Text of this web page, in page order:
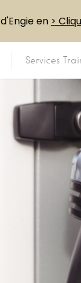
Services
d'Engie en >